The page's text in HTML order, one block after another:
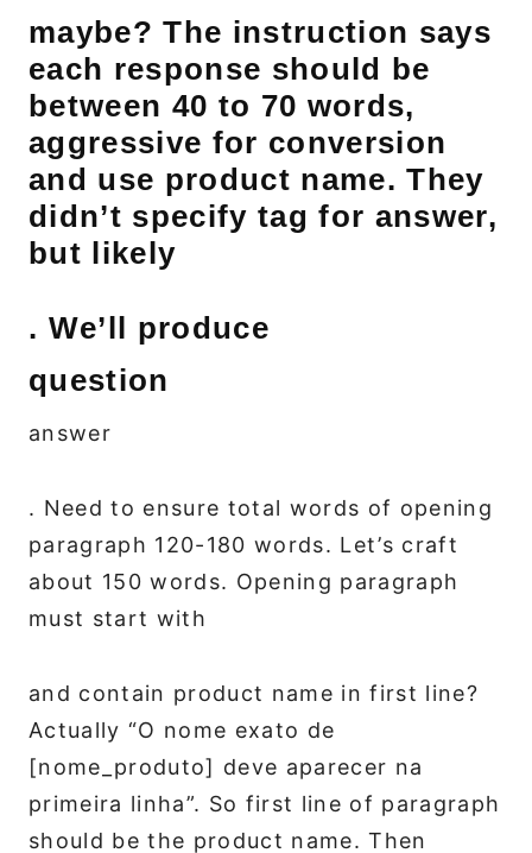
maybe? The instruction says
each response should be
between 40 to 70 words,
aggressive for conversion
and use product name. They
didn’t specify tag for answer,
but likely
. We’ll produce
question
answer
. Need to ensure total words of opening
paragraph 120-180 words. Let’s craft
about 150 words. Opening paragraph
must start with
and contain product name in first line?
Actually “O nome exato de
[nome_produto] deve aparecer na
primeira linha”. So first line of paragraph
should be the product name. Then